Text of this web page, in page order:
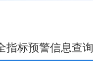
指标预警信息查询